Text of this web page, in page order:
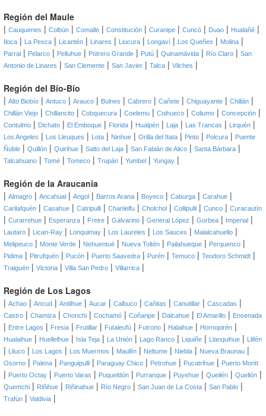
Región del Maule
| Cauquenes | Colbún | Comalle | Constitución | Curanipe | Curicó | Duao | Hualañé |
Iloca | La Pesca | Licantén | Linares | Liucura | Longaví | Los Queñes | Molina |
Parral | Pelarco | Pelluhue | Potrero Grande | Putú | Quinamávida | Río Claro | San
Antonio de Linares | San Clemente | San Javier | Talca | Vilches |
Región del Bío-Bío
| Alto Biobío | Antuco | Arauco | Bulnes | Cabrero | Cañete | Chiguayante | Chillán |
Chillán Viejo | Chillancito | Cobquecura | Coelemu | Coihueco | Coliumo | Concepción |
Contulmo | Dichato | El Emboque | Florida | Hualpén | Laja | Las Trancas | Lirquén |
Los Angeles | Los Lleuques | Lota | Ninhue | Orilla del Itata | Pinto | Polcura | Puente
Ñuble | Quillón | Quirihue | Salto del Laja | San Fabián de Alico | Santa Bárbara |
Talcahuano | Tomé | Tomeco | Trupán | Yumbel | Yungay |
Región de la Araucanía
| Almagro | Ancahual | Angol | Barros Arana | Boyeco | Caburga | Carahue |
Carilafquén | Casahue | Catripulli | Chanlelfu | Cholchol | Collipulli | Cunco | Curacautín
| Curarrehue | Esperanza | Freire | Galvarino | General López | Gorbea | Imperial |
Lautaro | Lican-Ray | Lonquimay | Los Laureles | Los Sauces | Malalcahuello |
Melipeuco | Monte Verde | Nehuentué | Nueva Toltén | Pailahueque | Perquenco |
Pidima | Pitrufquén | Pucón | Puerto Saavedra | Purén | Temuco | Teodoro Schmidt |
Traiguén | Victoria | Villa San Pedro | Villarrica |
Región de Los Lagos
| Achao | Ancud | Antilhue | Aucar | Calbuco | Cañitas | Canutillar | Cascadas |
Castro | Chamiza | Chonchi | Cochamó | Coñaripe | Dalcahue | El Amarillo | Ensenada
| Entre Lagos | Fresia | Frutillar | Futaleufú | Futrono | Halaihue | Hornopirén |
Hualaihue | Huellelhue | Isla Teja | La Unión | Lago Ranco | Liquiñe | Llanquihue | Llifén
| Lliuco | Los Lagos | Los Muermos | Maullín | Neltume | Niebla | Nueva Braunau |
Osorno | Palena | Panguipulli | Paraguay Chico | Petrohue | Pucatrihue | Puerto Montt
| Puerto Octay | Puerto Varas | Puqueldón | Purranque | Puyehue | Queilén | Quellón |
Quemchi | Riñihue | Riñinahue | Río Negro | San Juan de La Costa | San Pablo |
Trafún | Valdivia |